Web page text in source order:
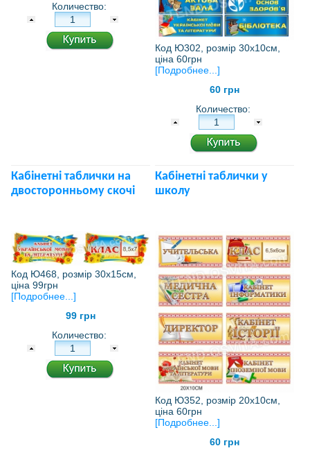
Количество:
Код Ю302, розмір 30х10см,
ціна 60грн
[Подробнее...]
60 грн
Количество:
Кабінетні таблички на
двосторонньому скочі
Код Ю468, розмір 30х15см,
ціна 99грн
[Подробнее...]
99 грн
Количество:
Кабінетні таблички у
школу
Код Ю352, розмір 20х10см,
ціна 60грн
[Подробнее...]
60 грн